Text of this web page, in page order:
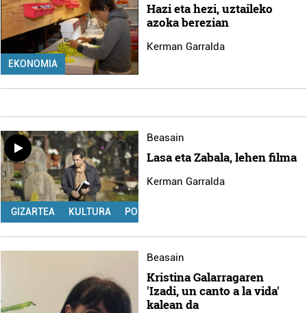
EKONOMIA
Hazi eta hezi, uztaileko
azoka berezian
Kerman Garralda
GIZARTEA KULTURA POLITIKA
Beasain
Lasa eta Zabala, lehen filma
Kerman Garralda
Beasain
Kristina Galarragaren
'Izadi, un canto a la vida'
kalean da